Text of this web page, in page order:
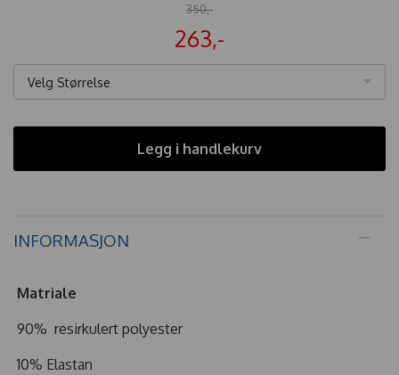
350,-
263,-
Velg Størrelse
Legg i handlekurv
INFORMASJON
Matriale
90% resirkulert polyester
10% Elastan